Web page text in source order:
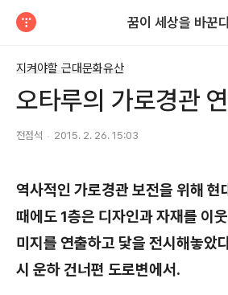
꿈이 세상을 바꾼
지켜야할 근대문화유산
오타루의 가로경관
전점석 2015. 2. 26. 15:03
역사적인 가로경관 보전을 위해 현
때에도 1층은 디자인과 자재를 이
미지를 연출하고 닻을 전시해놓았
시 운하 건너편 도로변에서.